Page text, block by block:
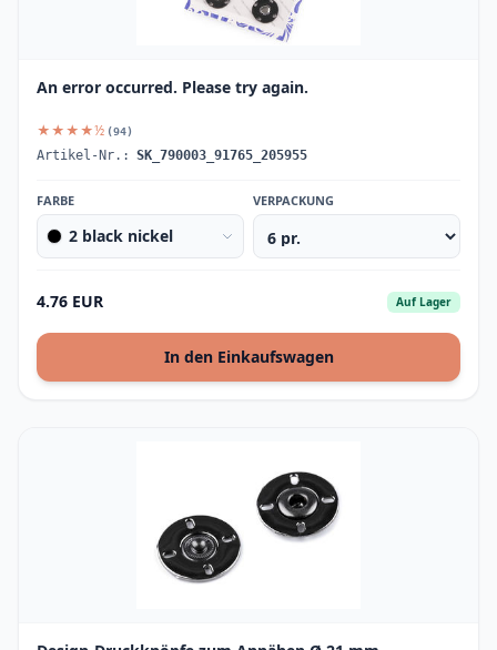
An error occurred. Please try again.
★★★★½ (94)
Artikel-Nr.: SK_790003_91765_205955
FARBE
2 black nickel
VERPACKUNG
4.76 EUR Auf Lager
In den Einkaufswagen